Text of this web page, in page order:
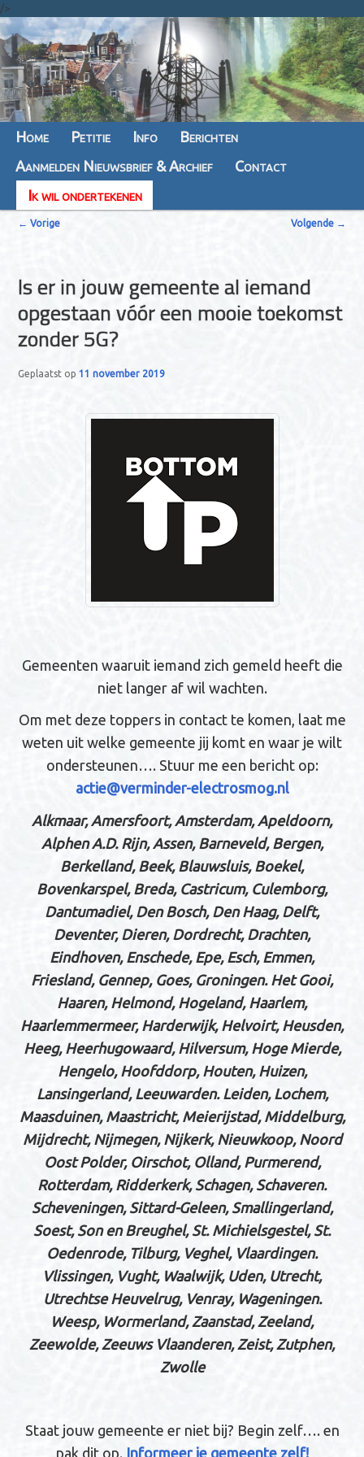
/>
Hoofdmenu
Spring
naar
de
primaire
Spring
naar
de
secundaire
Home Petitie Info
Berichten
Aanmelden Nieuwsbrief & Archief
Contact
Ik wil ondertekenen
B
c
h
n
← Vorige Volgende →
Is er in jouw gemeente al iemand
opgestaan vóór een mooie toekomst
zonder 5G?
Geplaatst op11 november 2019
Gemeenten waaruit iemand zich gemeld heeft die
niet langer af wil wachten.
Om met deze toppers in contact te komen, laat me
weten uit welke gemeente jij komt en waar je wilt
ondersteunen…. Stuur me een bericht op:
actie@verminder-electrosmog.nl
Alkmaar, Amersfoort, Amsterdam, Apeldoorn,
Alphen A.D. Rijn, Assen, Barneveld, Bergen,
Berkelland, Beek, Blauwsluis, Boekel,
Bovenkarspel, Breda, Castricum, Culemborg,
Dantumadiel, Den Bosch, Den Haag, Delft,
Deventer, Dieren, Dordrecht, Drachten,
Eindhoven, Enschede, Epe, Esch, Emmen,
Friesland, Gennep, Goes, Groningen. Het Gooi,
Haaren, Helmond, Hogeland, Haarlem,
Haarlemmermeer, Harderwijk, Helvoirt, Heusden,
Heeg, Heerhugowaard, Hilversum, Hoge Mierde,
Hengelo, Hoofddorp, Houten, Huizen,
Lansingerland, Leeuwarden. Leiden, Lochem,
Maasduinen, Maastricht, Meierijstad, Middelburg,
Mijdrecht, Nijmegen, Nijkerk, Nieuwkoop, Noord
Oost Polder, Oirschot, Olland, Purmerend,
Rotterdam, Ridderkerk, Schagen, Schaveren.
Scheveningen, Sittard-Geleen, Smallingerland,
Soest, Son en Breughel, St. Michielsgestel, St.
Oedenrode, Tilburg, Veghel, Vlaardingen.
Vlissingen, Vught, Waalwijk, Uden, Utrecht,
Utrechtse Heuvelrug, Venray, Wageningen.
Weesp, Wormerland, Zaanstad, Zeeland,
Zeewolde, Zeeuws Vlaanderen, Zeist, Zutphen,
Zwolle
Staat jouw gemeente er niet bij? Begin zelf…. en
pak dit op. Informeer je gemeente zelf!